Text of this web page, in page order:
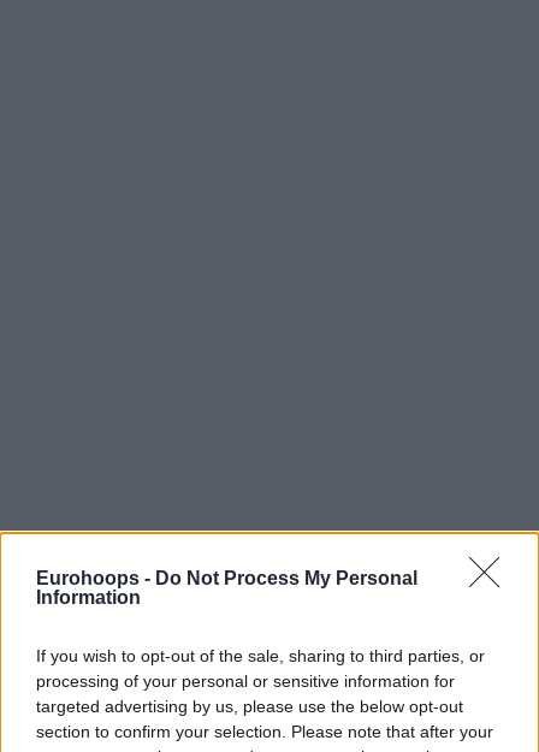
Eurohoops - Do Not Process My Personal
Information
If you wish to opt-out of the sale, sharing to third parties, or
processing of your personal or sensitive information for
targeted advertising by us, please use the below opt-out
section to confirm your selection. Please note that after your